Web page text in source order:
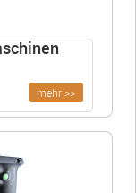
GmbH
mehr >>